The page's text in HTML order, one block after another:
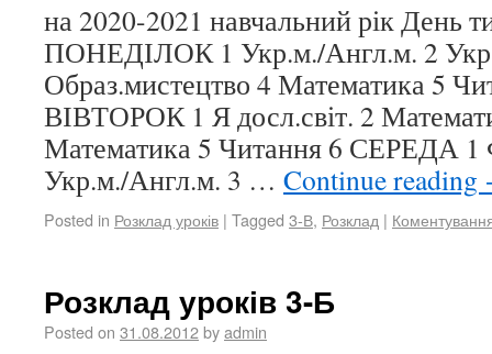
на 2020-2021 навчальний рік День
ПОНЕДІЛОК 1 Укр.м./Англ.м. 2
Образ.мистецтво 4 Математика 5
ВІВТОРОК 1 Я досл.світ. 2
Математика 5 Читання 6 СЕРЕДА 1
Укр.м./Англ.м. 3 … Continue reading
Posted in Розклад уроків | Tagged 3-В, Розклад |
Розклад уроків 3-Б
Posted on 31.08.2012byadmin